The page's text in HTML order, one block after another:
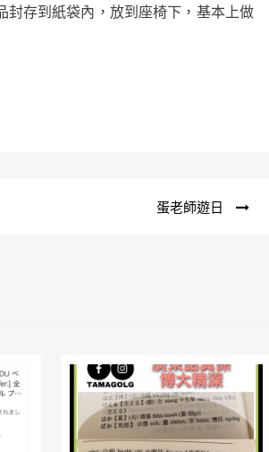
存到紙袋內，放到座椅下，基本上做
蛋老師遊日